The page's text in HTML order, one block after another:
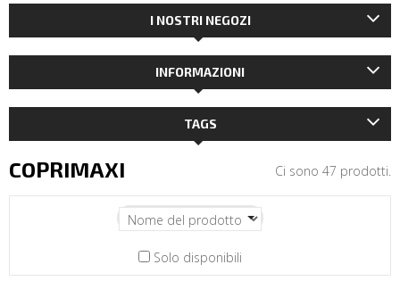
I NOSTRI NEGOZI
INFORMAZIONI
TAGS
COPRIMAXI Ci sono 47 prodotti.
Solo disponibili